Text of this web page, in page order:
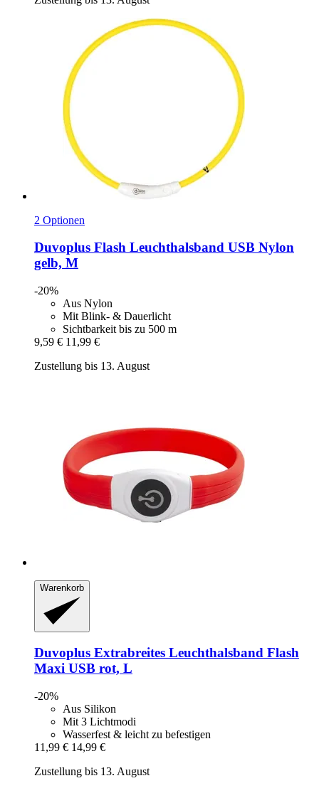
2 Optionen
Duvoplus Flash Leuchthalsband USB Nylon
gelb, M
-20%
Aus Nylon
Mit Blink- & Dauerlicht
Sichtbarkeit bis zu 500 m
9,59 € 11,99 €
Zustellung bis 13. August
Warenkorb
Duvoplus Extrabreites Leuchthalsband Flash
Maxi USB rot, L
-20%
Aus Silikon
Mit 3 Lichtmodi
Wasserfest & leicht zu befestigen
11,99 € 14,99 €
Zustellung bis 13. August